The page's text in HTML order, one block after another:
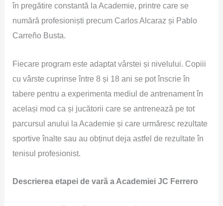
în pregătire constantă la Academie, printre care se
numără profesioniști precum Carlos Alcaraz și Pablo
Carreño Busta.
Fiecare program este adaptat vârstei și nivelului. Copiii
cu vârste cuprinse între 8 și 18 ani se pot înscrie în
tabere pentru a experimenta mediul de antrenament în
același mod ca și jucătorii care se antrenează pe tot
parcursul anului la Academie și care urmăresc rezultate
sportive înalte sau au obținut deja astfel de rezultate în
tenisul profesionist.
Descrierea etapei de vară a Academiei JC Ferrero